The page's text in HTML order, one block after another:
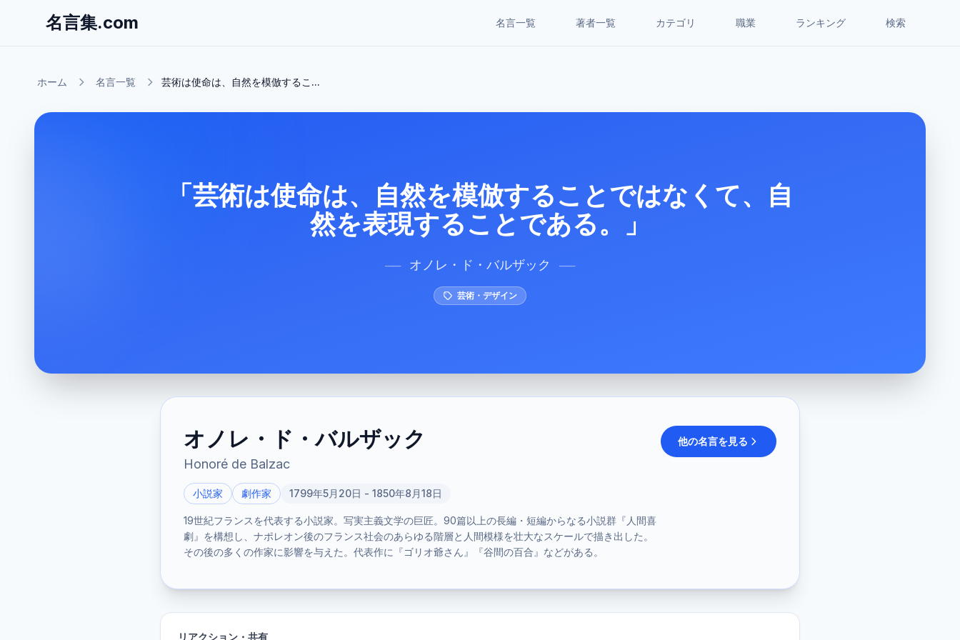
名言集.com 名言一覧 著者一覧 カテゴリ 職業 ランキング 検索
ホーム 名言一覧 芸術は使命は、自然を模倣するこ...
「芸術は使命は、自然を模倣することではなくて、自
然を表現することである。」
── オノレ・ド・バルザック ──
芸術・デザイン
オノレ・ド・バルザック
Honoré de Balzac
小説家 劇作家 1799年5月20日 - 1850年8月18日
19世紀フランスを代表する小説家。写実主義文学の巨匠。90篇以上の長編・短編からなる小説群『人間喜
劇』を構想し、ナポレオン後のフランス社会のあらゆる階層と人間模様を壮大なスケールで描き出した。
その後の多くの作家に影響を与えた。代表作に『ゴリオ爺さん』『谷間の百合』などがある。
他の名言を見る
リアクション・共有